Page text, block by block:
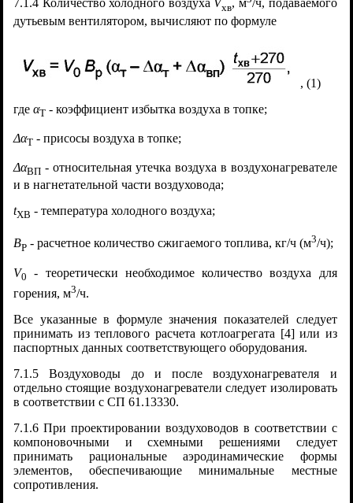
7.1.4 Количество холодного воздуха Vхв, м /ч, подаваемого
дутьевым вентилятором, вычисляют по формуле
, (1)
гдеαT - коэффициент избытка воздуха в топке;
ΔαT - присосы воздуха в топке;
ΔαВП - относительная утечка воздуха в воздухонагревателе
и в нагнетательной части воздуховода;
tХВ - температура холодного воздуха;
BР - расчетное количество сжигаемого топлива, кг/ч (м3/ч);
V0
- теоретически необходимое количество воздуха для
горения, м3/ч.
Все указанные в формуле значения показателей следует
принимать из теплового расчета котлоагрегата [4] или из
паспортных данных соответствующего оборудования.
7.1.5 Воздуховоды до и после воздухонагревателя и
отдельно стоящие воздухонагреватели следует изолировать
в соответствии с СП 61.13330.
7.1.6 При проектировании воздуховодов в соответствии с
компоновочными и схемными решениями следует
принимать рациональные аэродинамические формы
элементов, обеспечивающие минимальные местные
сопротивления.